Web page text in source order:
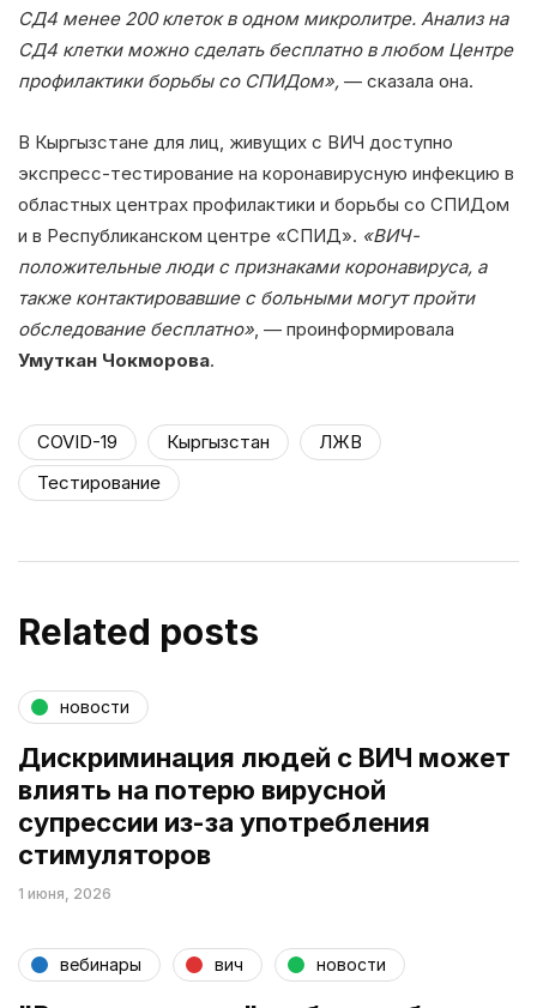
СД4 менее 200 клеток в одном микролитре. Анализ на
СД4 клетки можно сделать бесплатно в любом Центре
профилактики борьбы со СПИДом», — сказала она.
В Кыргызстане для лиц, живущих с ВИЧ доступно
экспресс-тестирование на коронавирусную инфекцию в
областных центрах профилактики и борьбы со СПИДом
и в Республиканском центре «СПИД». «ВИЧ-
положительные люди с признаками коронавируса, а
также контактировавшие с больными могут пройти
обследование бесплатно» , — проинформировала
Умуткан Чокморова.
COVID-19 Кыргызстан
ЛЖВ
Тестирование
Related posts
новости
Дискриминация людей с ВИЧ может
влиять на потерю вирусной
супрессии из-за употребления
стимуляторов
1 июня, 2026
вебинары вич новости